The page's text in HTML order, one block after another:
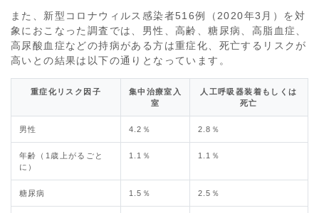
また、新型コロナウィルス感染者516例（2020年3月）を対
象におこなった調査では、男性、高齢、糖尿病、高脂血症、
高尿酸血症などの持病がある方は重症化、死亡するリスクが
高いとの結果は以下の通りとなっています。
重症化リスク因子
集中治療室入
室
人工呼吸器装着もしくは
死亡
男性 4.2％ 2.8％
年齢（1歳上がるごと
に）
1.1％ 1.1％
糖尿病 1.5％ 2.5％